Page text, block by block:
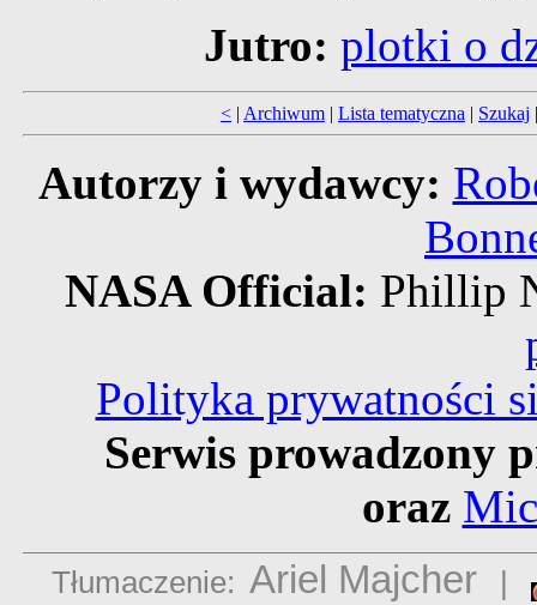
Jutro: plotki o
< | Archiwum | Lista tematyczna | Szukaj
Autorzy i wydawcy:
NASA Official: Phillip
Polityka prywatności
Serwis prowadzony
oraz
Tłumaczenie: Ariel Majcher |